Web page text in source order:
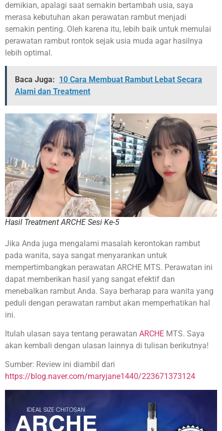
demikian, apalagi saat semakin bertambah usia, saya
merasa kebutuhan akan perawatan rambut menjadi
semakin penting. Oleh karena itu, lebih baik untuk memulai
perawatan rambut rontok sejak usia muda agar hasilnya
lebih optimal.
Baca Juga: 10 Cara Membuat Rambut Lebat Secara
Alami dan Treatment
Hasil Treatment ARCHE Sesi Ke-5
Jika Anda juga mengalami masalah kerontokan rambut
pada wanita, saya sangat menyarankan untuk
mempertimbangkan perawatan ARCHE MTS. Perawatan ini
dapat memberikan hasil yang sangat efektif dan
menebalkan rambut Anda. Saya berharap para wanita yang
peduli dengan perawatan rambut akan memperhatikan hal
ini.
Itulah ulasan saya tentang perawatan ARCHE MTS. Saya
akan kembali dengan ulasan lainnya di tulisan berikutnya!
Sumber: Review ini diambil dari
https://blog.naver.com/maryjane1440/223671373124